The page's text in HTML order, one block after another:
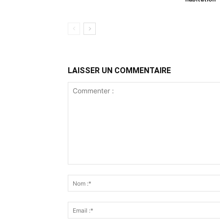
LAISSER UN COMMENTAIRE